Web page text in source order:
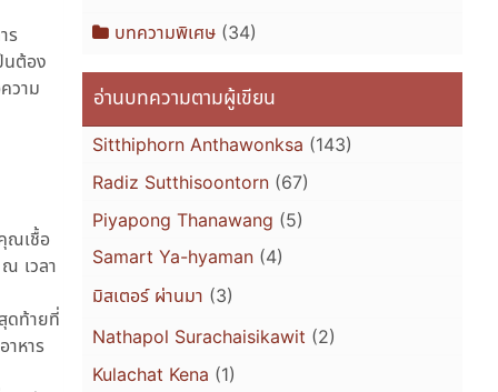
ร
นต้อง
วาม
ณเชื้อ
เวลา
ดท้ายที่
าหาร
บทความพิเศษ (34)
อ่านบทความตามผู้เขียน
Sitthiphorn Anthawonksa (143)
Radiz Sutthisoontorn (67)
Piyapong Thanawang (5)
Samart Ya-hyaman (4)
มิสเตอร์ ผ่านมา (3)
Nathapol Surachaisikawit (2)
Kulachat Kena (1)